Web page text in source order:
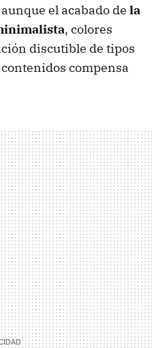
el acabado de la
, colores
discutible de tipos
compensa